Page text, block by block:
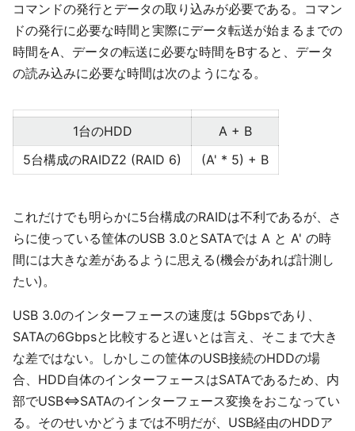
コマンドの発行とデータの取り込みが必要である。コマン
ドの発行に必要な時間と実際にデータ転送が始まるまでの
時間をA、データの転送に必要な時間をBすると、データ
の読み込みに必要な時間は次のようになる。
1台のHDD
A + B
5台構成のRAIDZ2 (RAID 6)
(A' * 5) + B
これだけでも明らかに5台構成のRAIDは不利であるが、さ
らに使っている筐体のUSB 3.0とSATAでは A と A' の時
間には大きな差があるように思える(機会があれば計測し
たい)。
USB 3.0のインターフェースの速度は 5Gbpsであり、
SATAの6Gbpsと比較すると遅いとは言え、そこまで大き
な差ではない。しかしこの筐体のUSB接続のHDDの場
合、HDD自体のインターフェースはSATAであるため、内
部でUSB⇔SATAのインターフェース変換をおこなってい
る。そのせいかどうまでは不明だが、USB経由のHDDア